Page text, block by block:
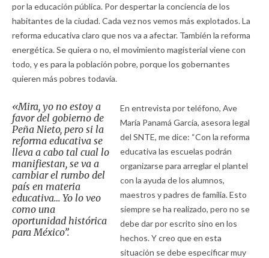
por la educación pública. Por despertar la conciencia de los
habitantes de la ciudad. Cada vez nos vemos más explotados. La
reforma educativa claro que nos va a afectar. También la reforma
energética. Se quiera o no, el movimiento magisterial viene con
todo, y es para la población pobre, porque los gobernantes
quieren más pobres todavía.
«Mira, yo no estoy a
favor del gobierno de
Peña Nieto, pero si la
reforma educativa se
lleva a cabo tal cual lo
manifiestan, se va a
cambiar el rumbo del
país en materia
educativa… Yo lo veo
como una
oportunidad histórica
para México”.
En entrevista por teléfono, Ave
María Panamá García, asesora legal
del SNTE, me dice: “Con la reforma
educativa las escuelas podrán
organizarse para arreglar el plantel
con la ayuda de los alumnos,
maestros y padres de familia. Esto
siempre se ha realizado, pero no se
debe dar por escrito sino en los
hechos. Y creo que en esta
situación se debe especificar muy